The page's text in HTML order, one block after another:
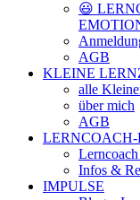
😃
AGB
KLEINE
alle
über mich
AGB
LERNCOACH-
Infos &
IMPULSE